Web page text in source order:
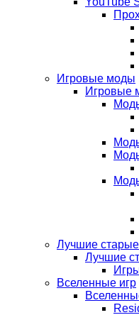
Игровые моды
Игровые
Лучшие
Лучшие
Вселенные игр